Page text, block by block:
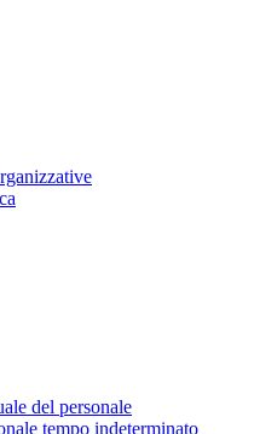
del personale
tempo indeterminato